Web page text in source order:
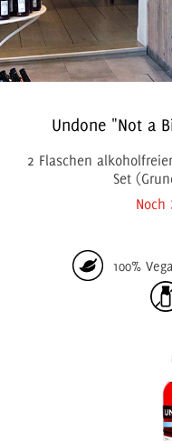
Undone "Not a
2 Flaschen
Set
Noch
100%